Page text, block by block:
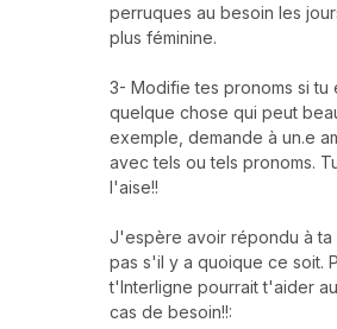
perruques au besoin les
plus féminine.
3- Modifie tes pronoms si tu
quelque chose qui peut
exemple, demande à un.e
avec tels ou tels pronoms.
l'aise!!
J'espère avoir répondu à ta
pas s'il y a quoique ce soit.
t'Interligne pourrait t'aider
cas de besoin!!: